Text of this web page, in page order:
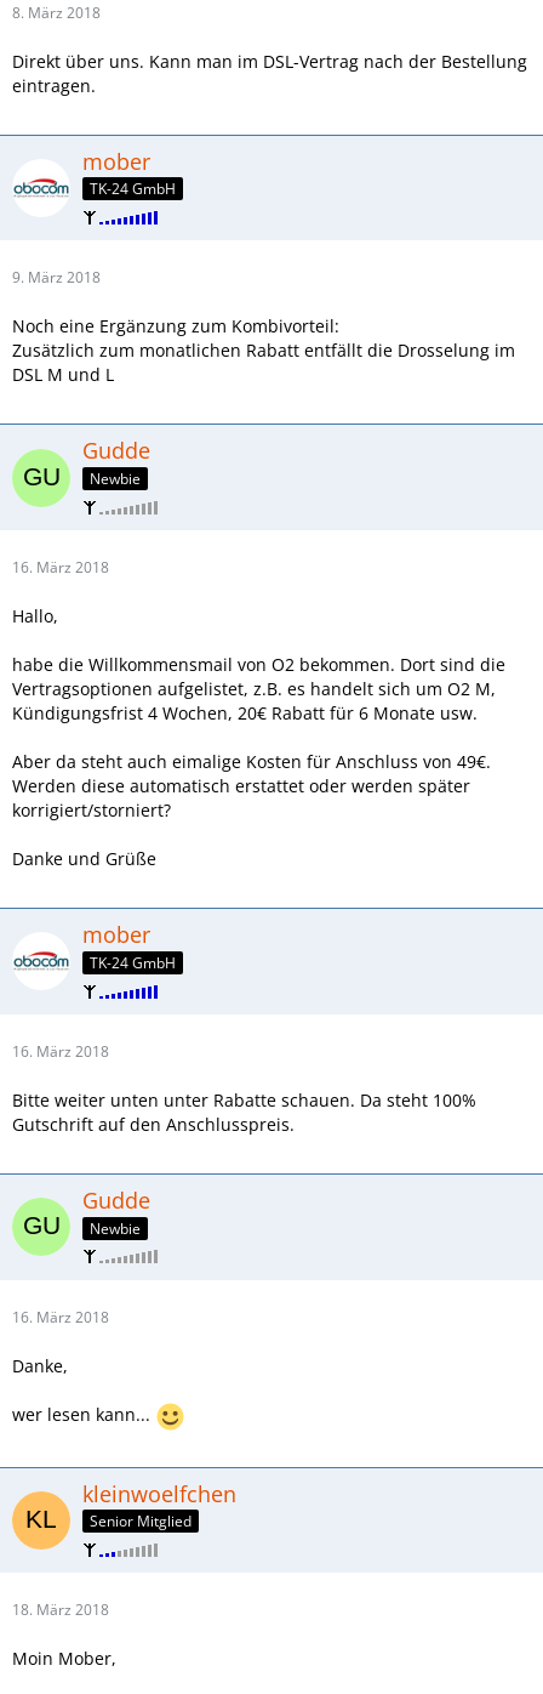
8. März 2018
Direkt über uns. Kann man im DSL-Vertrag nach der Bestellung
eintragen.
mober
TK-24 GmbH
9. März 2018
Noch eine Ergänzung zum Kombivorteil:
Zusätzlich zum monatlichen Rabatt entfällt die Drosselung im
DSL M und L
Gudde
Newbie
16. März 2018
Hallo,
habe die Willkommensmail von O2 bekommen. Dort sind die
Vertragsoptionen aufgelistet, z.B. es handelt sich um O2 M,
Kündigungsfrist 4 Wochen, 20€ Rabatt für 6 Monate usw.
Aber da steht auch eimalige Kosten für Anschluss von 49€.
Werden diese automatisch erstattet oder werden später
korrigiert/storniert?
Danke und Grüße
mober
TK-24 GmbH
16. März 2018
Bitte weiter unten unter Rabatte schauen. Da steht 100%
Gutschrift auf den Anschlusspreis.
Gudde
Newbie
16. März 2018
Danke,
wer lesen kann...
kleinwoelfchen
Senior Mitglied
18. März 2018
Moin Mober,